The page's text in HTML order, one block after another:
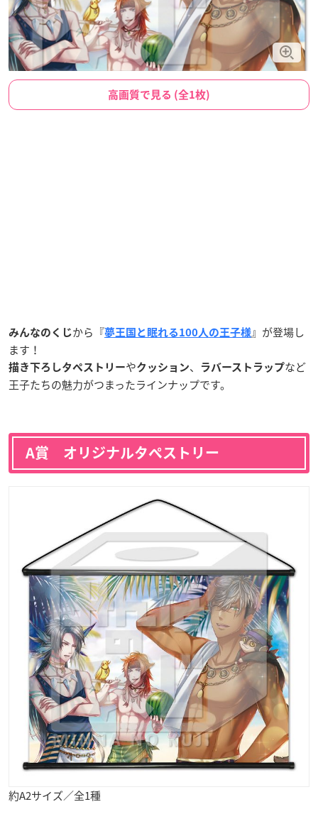
高画質で見る (全1枚)
みんなのくじから『夢王国と眠れる100人の王子様』が登場し
ます！
描き下ろしタペストリーやクッション、 ラバーストラップなど
王子たちの魅力がつまったラインナップです。
A賞 オリジナルタペストリー
約A2サイズ／全1種